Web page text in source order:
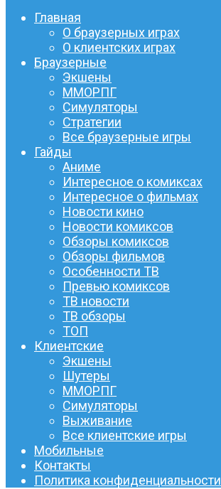
Главная
О браузерных играх
О клиентских играх
Браузерные
Экшены
ММОРПГ
Симуляторы
Стратегии
Все браузерные игры
Гайды
Аниме
Интересное о комиксах
Интересное о фильмах
Новости кино
Новости комиксов
Обзоры комиксов
Обзоры фильмов
Особенности ТВ
Превью комиксов
ТВ новости
ТВ обзоры
ТОП
Клиентские
Экшены
Шутеры
ММОРПГ
Симуляторы
Выживание
Все клиентские игры
Мобильные
Контакты
Политика конфиденциальности